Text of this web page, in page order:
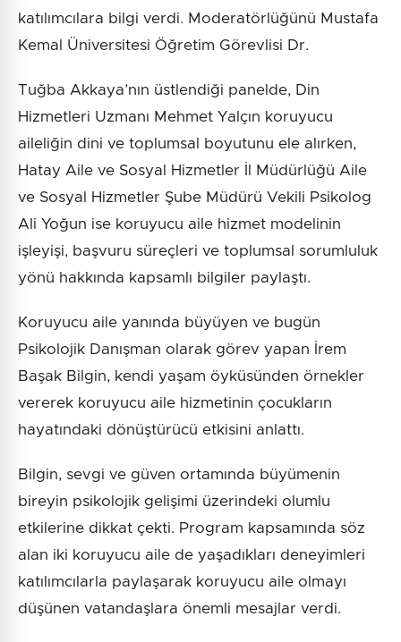
katılımcılara bilgi verdi. Moderatörlüğünü Mustafa
Kemal Üniversitesi Öğretim Görevlisi Dr.
Tuğba Akkaya’nın üstlendiği panelde, Din
Hizmetleri Uzmanı Mehmet Yalçın koruyucu
aileliğin dini ve toplumsal boyutunu ele alırken,
Hatay Aile ve Sosyal Hizmetler İl Müdürlüğü Aile
ve Sosyal Hizmetler Şube Müdürü Vekili Psikolog
Ali Yoğun ise koruyucu aile hizmet modelinin
işleyişi, başvuru süreçleri ve toplumsal sorumluluk
yönü hakkında kapsamlı bilgiler paylaştı.
Koruyucu aile yanında büyüyen ve bugün
Psikolojik Danışman olarak görev yapan İrem
Başak Bilgin, kendi yaşam öyküsünden örnekler
vererek koruyucu aile hizmetinin çocukların
hayatındaki dönüştürücü etkisini anlattı.
Bilgin, sevgi ve güven ortamında büyümenin
bireyin psikolojik gelişimi üzerindeki olumlu
etkilerine dikkat çekti. Program kapsamında söz
alan iki koruyucu aile de yaşadıkları deneyimleri
katılımcılarla paylaşarak koruyucu aile olmayı
düşünen vatandaşlara önemli mesajlar verdi.